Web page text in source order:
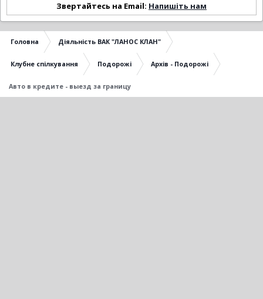
Звертайтесь на Email: Напишіть нам
Головна Діяльність ВАК "ЛАНОС КЛАН"
Клубне спілкування Подорожі Архів - Подорожі
Авто в кредите - выезд за границу